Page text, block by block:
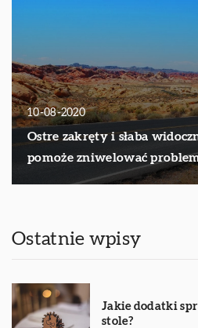
10-08-2020
Ostre zakręty i słaba
pomoże zniwelować
Ostatnie wpisy
Jakie dodatki
stole?